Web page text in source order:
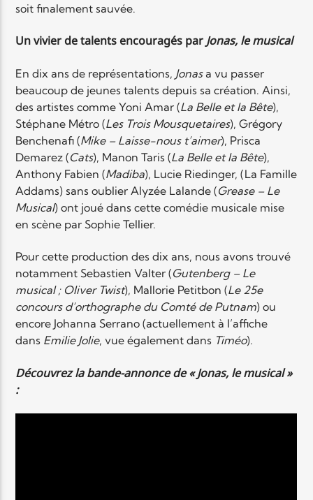
soit finalement sauvée.
Un vivier de talents encouragés par Jonas, le musical
En dix ans de représentations, Jonasa vu passer
beaucoup de jeunes talents depuis sa création. Ainsi,
des artistes comme Yoni Amar (La Belle et la Bête),
Stéphane Métro (Les Trois Mousquetaires), Grégory
Benchenafi (Mike – Laisse-nous t’aimer), Prisca
Demarez (Cats), Manon Taris (La Belle et la Bête),
Anthony Fabien (Madiba), Lucie Riedinger, (La Famille
Addams) sans oublier Alyzée Lalande (Grease – Le
Musical) ont joué dans cette comédie musicale mise
en scène par Sophie Tellier.
Pour cette production des dix ans, nous avons trouvé
notamment Sebastien Valter (Gutenberg – Le
musical ; Oliver Twist), Mallorie Petitbon (Le 25e
concours d’orthographe du Comté de Putnam) ou
encore Johanna Serrano (actuellement à l’affiche
dans Emilie Jolie, vue également dans Timéo).
Découvrez la bande-annonce de « Jonas, le musical »
: